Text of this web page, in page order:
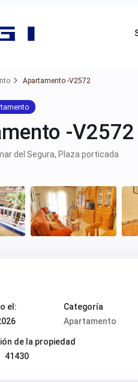
Apartamento -V2572
-V2572
del Segura, Plaza porticada
el:
Categoría
Apartamento
de la propiedad
41430